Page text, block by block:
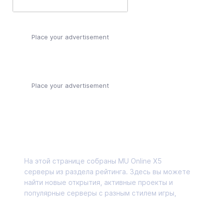
Place your advertisement
Place your advertisement
На этой странице собраны MU Online X5
серверы из раздела рейтинга. Здесь вы можете
найти новые открытия, активные проекты и
популярные серверы с разным стилем игры,